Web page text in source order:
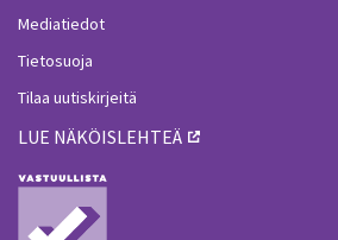
Mediatiedot
Tietosuoja
Tilaa uutiskirjeitä
LUE NÄKÖISLEHTEÄ